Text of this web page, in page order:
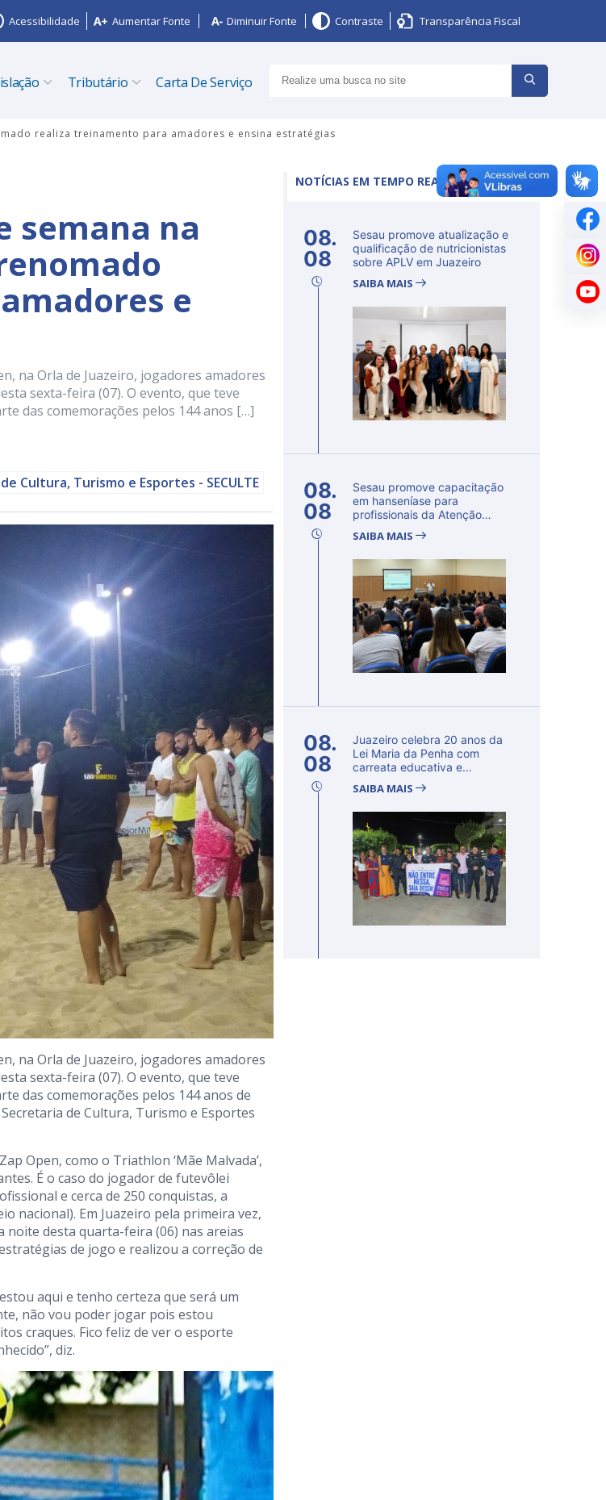
Acessibilidade Aumentar Fonte Diminuir Fonte Contraste Transparência Fiscal
Tributário Carta De Serviço
realiza treinamento para amadores e ensina estratégias
semana na
e
na Orla de Juazeiro, jogadores amadores
sexta-feira (07). O evento, que teve
das comemorações pelos 144 anos […]
Cultura, Turismo e Esportes - SECULTE
na Orla de Juazeiro, jogadores amadores
sexta-feira (07). O evento, que teve
das comemorações pelos 144 anos de
de Cultura, Turismo e Esportes
Open, como o Triathlon ‘Mãe Malvada’,
É o caso do jogador de futevôlei
e cerca de 250 conquistas, a
nacional). Em Juazeiro pela primeira vez,
noite desta quarta-feira (06) nas areias
de jogo e realizou a correção de
aqui e tenho certeza que será um
não vou poder jogar pois estou
craques. Fico feliz de ver o esporte
diz.
NOTÍCIAS EM TEMPO REAL
08.
08
Sesau promove atualização e
qualificação de nutricionistas
sobre APLV em Juazeiro
SAIBA MAIS
08.
08
Sesau promove capacitação
em hanseníase para
profissionais da Atenção
SAIBA MAIS
08.
08
Juazeiro celebra 20 anos da
Lei Maria da Penha com
carreata educativa e
SAIBA MAIS